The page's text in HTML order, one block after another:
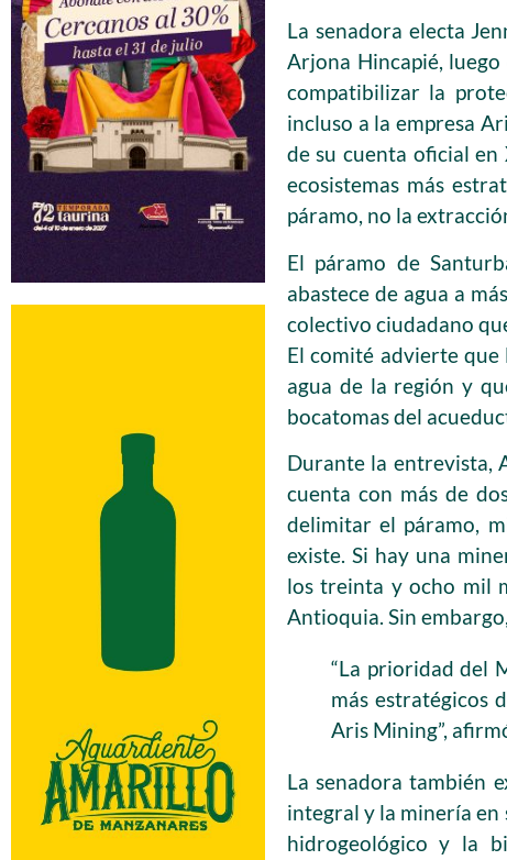
La senadora electa
Arjona Hincapié,
compatibilizar la
incluso a la empresa
de su cuenta oficial
ecosistemas más
páramo, no la
El páramo de
abastece de agua a
colectivo ciudadano
El comité advierte que
agua de la región y
bocatomas del
Durante la entrevista,
cuenta con más de
delimitar el páramo,
existe. Si hay una
los treinta y ocho mil
Antioquia. Sin
“La prioridad del
más estratégicos
Aris Mining”,
La senadora también
integral y la minería en
hidrogeológico y la